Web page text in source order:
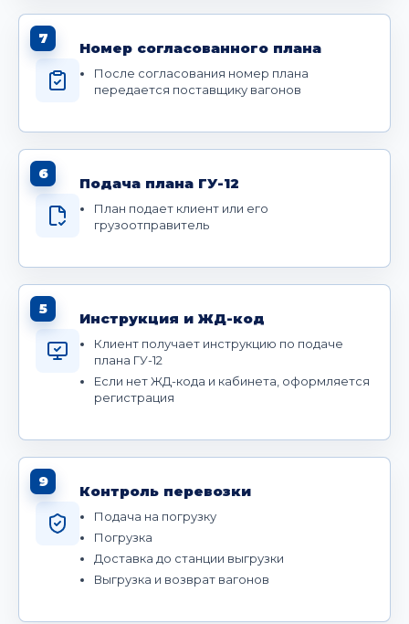
7
Номер согласованного плана
После согласования номер плана
передается поставщику вагонов
6
Подача плана ГУ-12
План подает клиент или его
грузоотправитель
5
Инструкция и ЖД-код
Клиент получает инструкцию по подаче
плана ГУ-12
Если нет ЖД-кода и кабинета, оформляется
регистрация
9
Контроль перевозки
Подача на погрузку
Погрузка
Доставка до станции выгрузки
Выгрузка и возврат вагонов